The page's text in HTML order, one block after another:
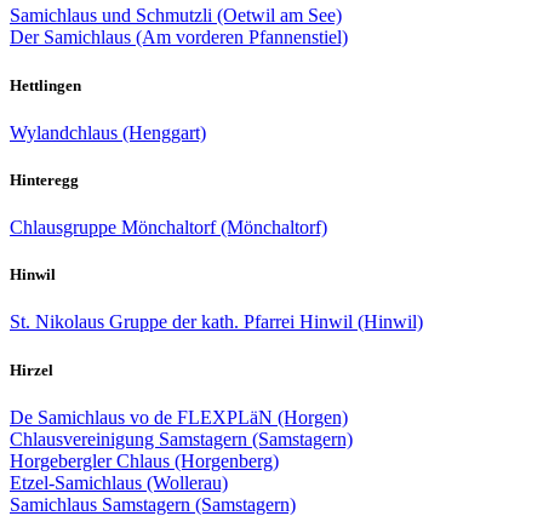
Samichlaus und Schmutzli (Oetwil am See)
Der Samichlaus (Am vorderen Pfannenstiel)
Hettlingen
Wylandchlaus (Henggart)
Hinteregg
Chlausgruppe Mönchaltorf (Mönchaltorf)
Hinwil
St. Nikolaus Gruppe der kath. Pfarrei Hinwil (Hinwil)
Hirzel
De Samichlaus vo de FLEXPLäN (Horgen)
Chlausvereinigung Samstagern (Samstagern)
Horgebergler Chlaus (Horgenberg)
Etzel-Samichlaus (Wollerau)
Samichlaus Samstagern (Samstagern)